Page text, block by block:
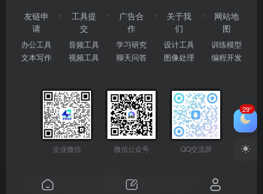
友链申
请
办公工具
文本写作
工具提
交
音频工具
视频工具
广告合
作
学习研究
聊天问答
关于我
们
设计工具
图像处理
网站地
图
训练模型
编程开发
企业微信 微信公众号 QQ交流群
Copyright © 2026 粤ICP备2024177666号
29°